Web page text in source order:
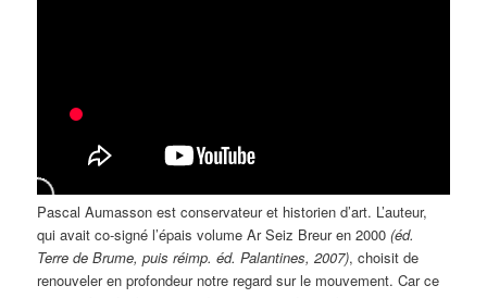
Pascal Aumasson est conservateur et historien d’art. L’auteur,
qui avait co-signé l’épais volume Ar Seiz Breur en 2000(éd.
Terre de Brume, puis réimp. éd. Palantines, 2007), choisit de
renouveler en profondeur notre regard sur le mouvement. Car ce